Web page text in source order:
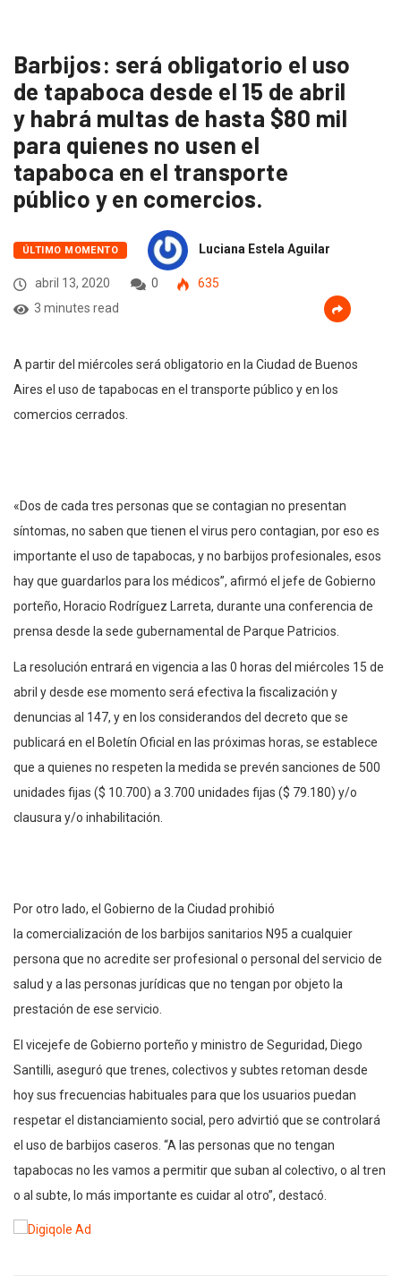
Barbijos: será obligatorio el uso
de tapaboca desde el 15 de abril
y habrá multas de hasta $80 mil
para quienes no usen el
tapaboca en el transporte
público y en comercios.
ÚLTIMO MOMENTO Luciana Estela Aguilar
abril 13, 2020 0
635
3 minutes read
A partir del miércoles será obligatorio en la Ciudad de Buenos
Aires el uso de tapabocas en el transporte público y en los
comercios cerrados.
«Dos de cada tres personas que se contagian no presentan
síntomas, no saben que tienen el virus pero contagian, por eso es
importante el uso de tapabocas, y no barbijos profesionales, esos
hay que guardarlos para los médicos”, afirmó el jefe de Gobierno
porteño, Horacio Rodríguez Larreta, durante una conferencia de
prensa desde la sede gubernamental de Parque Patricios.
La resolución entrará en vigencia a las 0 horas del miércoles 15 de
abril y desde ese momento será efectiva la fiscalización y
denuncias al 147, y en los considerandos del decreto que se
publicará en el Boletín Oficial en las próximas horas, se establece
que a quienes no respeten la medida se prevén sanciones de 500
unidades fijas ($ 10.700) a 3.700 unidades fijas ($ 79.180) y/o
clausura y/o inhabilitación.
Por otro lado, el Gobierno de la Ciudad prohibió
la comercialización de los barbijos sanitarios N95 a cualquier
persona que no acredite ser profesional o personal del servicio de
salud y a las personas jurídicas que no tengan por objeto la
prestación de ese servicio.
El vicejefe de Gobierno porteño y ministro de Seguridad, Diego
Santilli, aseguró que trenes, colectivos y subtes retoman desde
hoy sus frecuencias habituales para que los usuarios puedan
respetar el distanciamiento social, pero advirtió que se controlará
el uso de barbijos caseros. “A las personas que no tengan
tapabocas no les vamos a permitir que suban al colectivo, o al tren
o al subte, lo más importante es cuidar al otro”, destacó.